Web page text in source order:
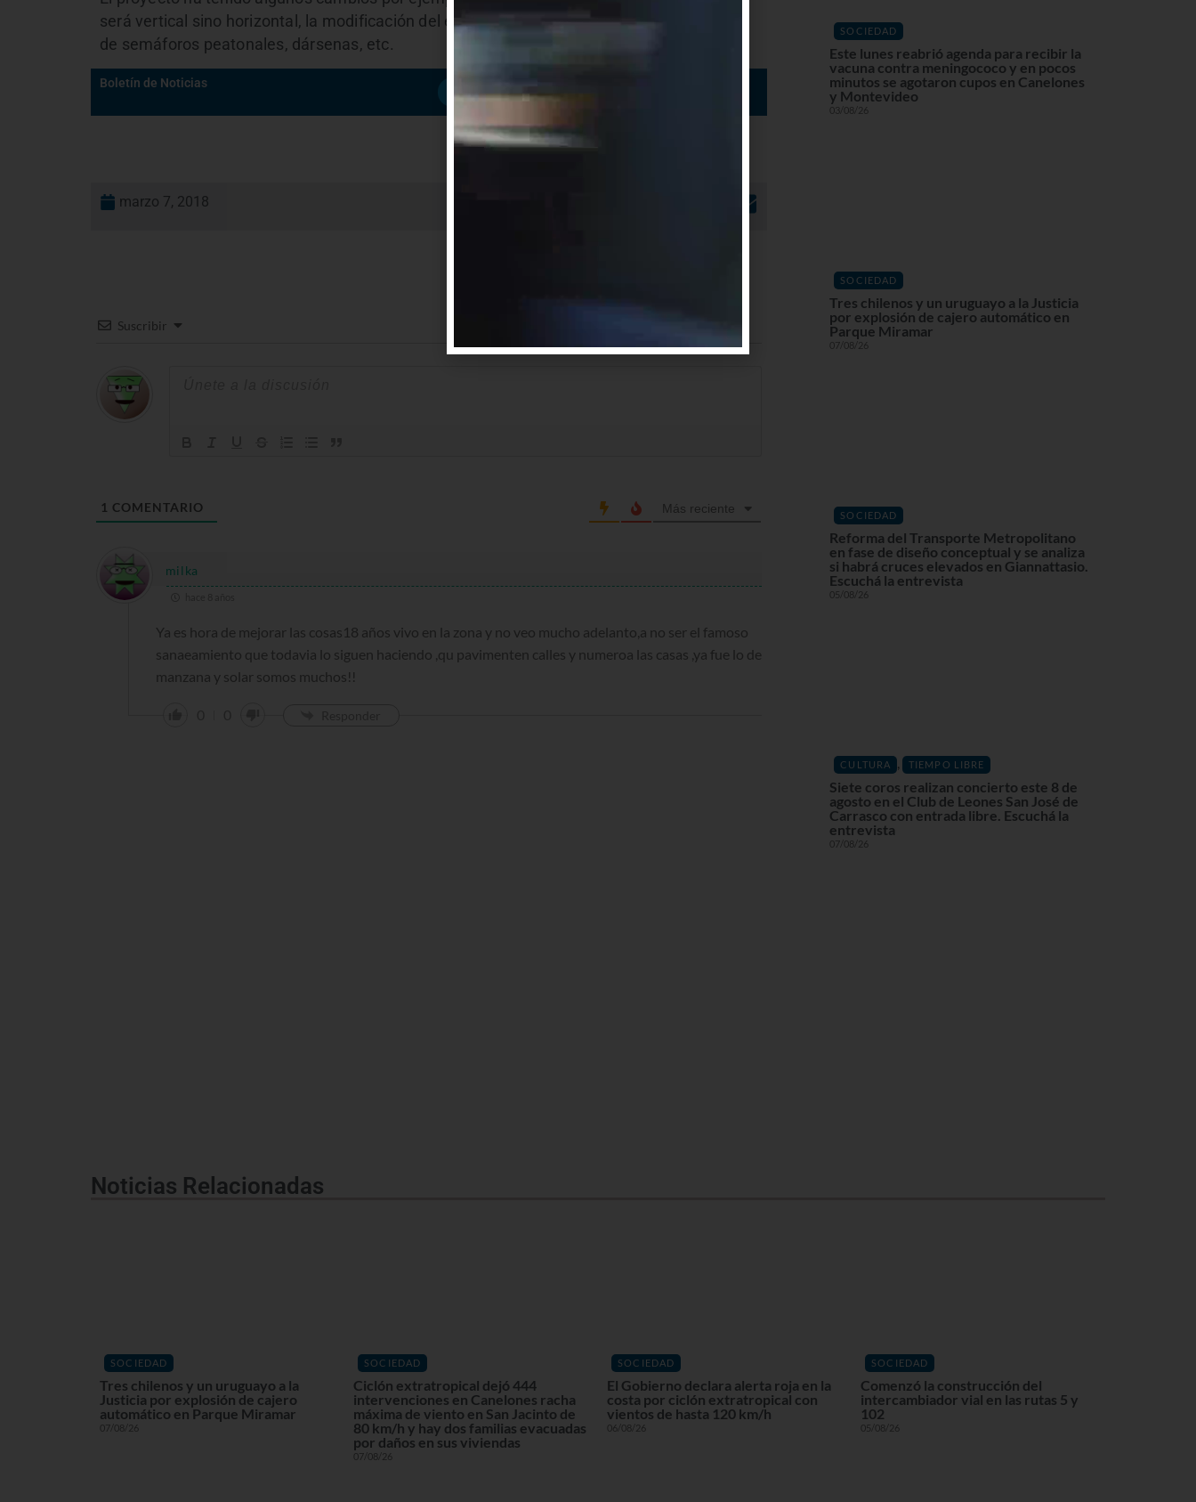
será vertical sino horizontal, la modificación del espacio para una ciclovía y la instalación
de semáforos peatonales, dársenas, etc.
Boletín de Noticias
Suscribirme
marzo 7, 2018
Suscribir
1 COMENTARIO Más reciente
milka
Ya es hora de mejorar las cosas18 años vivo en la zona y no veo mucho adelanto,a no ser el famoso
sanaeamiento que todavia lo siguen haciendo ,qu pavimenten calles y numeroa las casas ,ya fue lo de
manzana y solar somos muchos!!
SOCIEDAD
Este lunes reabrió agenda para recibir la
vacuna contra meningococo y en pocos
minutos se agotaron cupos en Canelones
y Montevideo
03/08/26
SOCIEDAD
Tres chilenos y un uruguayo a la Justicia
por explosión de cajero automático en
Parque Miramar
07/08/26
SOCIEDAD
Reforma del Transporte Metropolitano
en fase de diseño conceptual y se analiza
si habrá cruces elevados en Giannattasio.
Escuchá la entrevista
05/08/26
CULTURA , TIEMPO LIBRE
Siete coros realizan concierto este 8 de
agosto en el Club de Leones San José de
Carrasco con entrada libre. Escuchá la
entrevista
07/08/26
Noticias Relacionadas
SOCIEDAD
Tres chilenos y un uruguayo a la
Justicia por explosión de cajero
automático en Parque Miramar
07/08/26
SOCIEDAD
Ciclón extratropical dejó 444
intervenciones en Canelones racha
máxima de viento en San Jacinto de
80 km/h y hay dos familias evacuadas
por daños en sus viviendas
07/08/26
SOCIEDAD
El Gobierno declara alerta roja en la
costa por ciclón extratropical con
vientos de hasta 120 km/h
06/08/26
SOCIEDAD
Comenzó la construcción del
intercambiador vial en las rutas 5 y
102
05/08/26